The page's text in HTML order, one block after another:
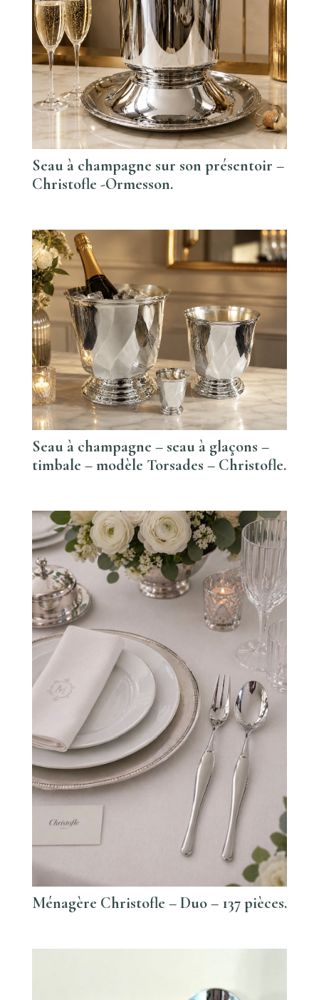
Seau à champagne sur son présentoir –
Christofle -Ormesson.
Seau à champagne – seau à glaçons –
timbale – modèle Torsades – Christofle.
Ménagère Christofle – Duo – 137 pièces.